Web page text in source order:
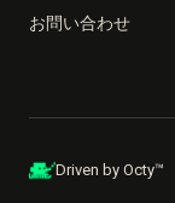
お問い合わせ
Driven by Octy™